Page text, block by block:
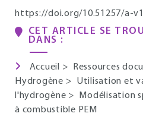
https://doi.org/10.51257/a-
CET ARTICLE SE
DANS :
Accueil > Ressources
Hydrogène > Utilisation et
l'hydrogène >
Modélisation
à combustible PEM